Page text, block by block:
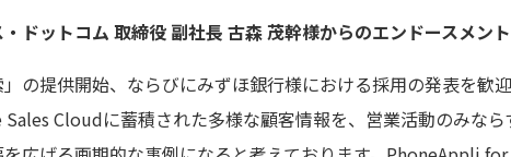
ドットコム 取締役 副社長 古森 茂幹様からのエンドースメント
の提供開始、ならびにみずほ銀行様における採用の発表を歓迎
Cloudに蓄積された多様な顧客情報を、営業活動のみな